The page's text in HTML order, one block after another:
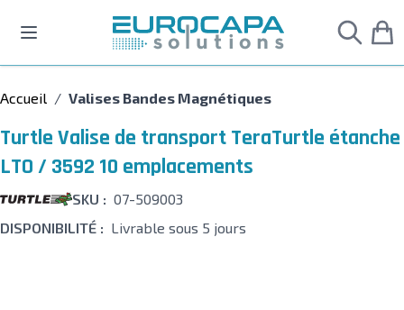
Accueil / Valises Bandes Magnétiques
Turtle Valise de transport TeraTurtle étanche
LTO / 3592 10 emplacements
SKU : 07-509003
DISPONIBILITÉ : Livrable sous 5 jours